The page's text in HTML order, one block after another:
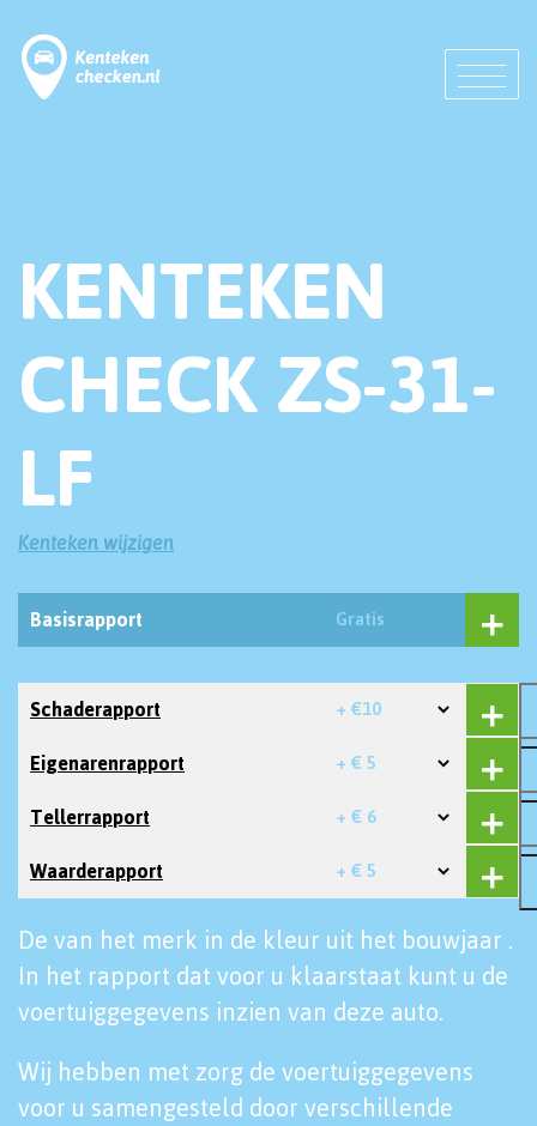
KENTEKEN
CHECK ZS-31-
LF
Kenteken wijzigen
Basisrapport Gratis
Schaderapport + €10
Eigenarenrapport + € 5
Tellerrapport + € 6
Waarderapport + € 5
De van het merk in de kleur uit het bouwjaar .
In het rapport dat voor u klaarstaat kunt u de
voertuiggegevens inzien van deze auto.
Wij hebben met zorg de voertuiggegevens
voor u samengesteld door verschillende